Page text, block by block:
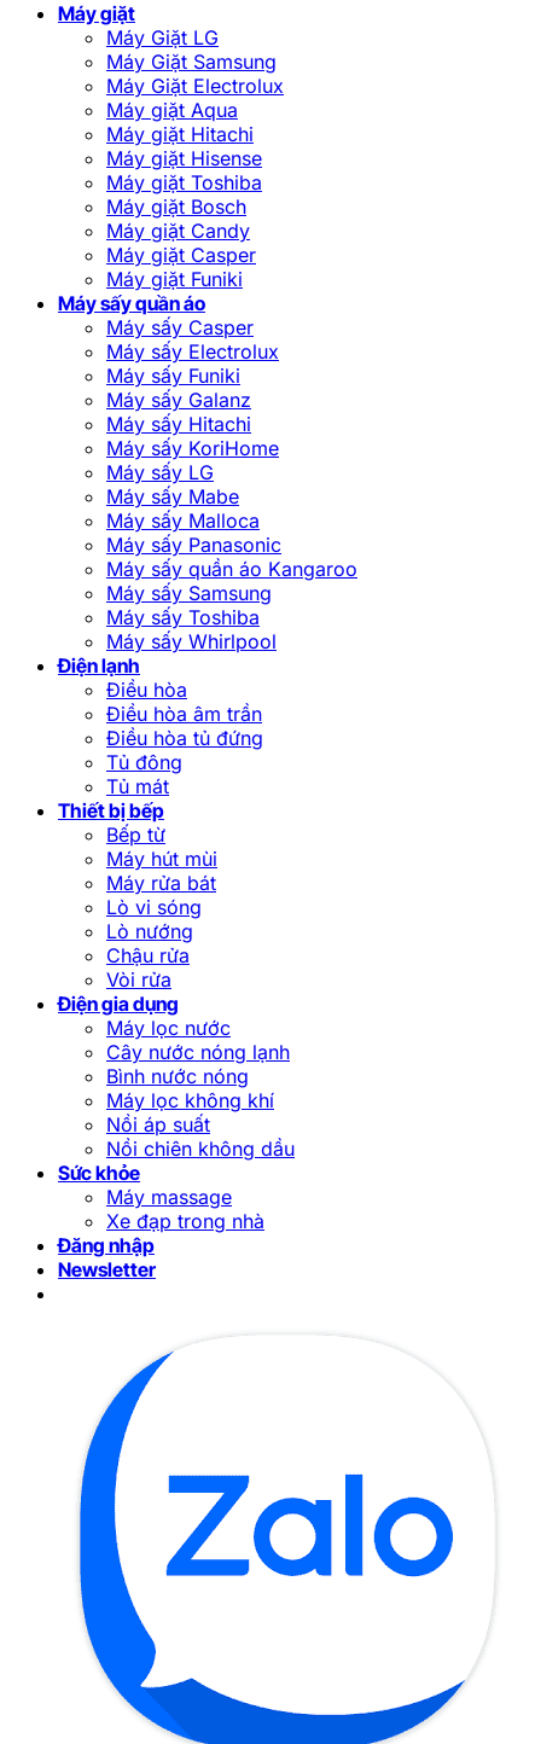
Máy giặt
Máy Giặt LG
Máy Giặt Samsung
Máy Giặt Electrolux
Máy giặt Aqua
Máy giặt Hitachi
Máy giặt Hisense
Máy giặt Toshiba
Máy giặt Bosch
Máy giặt Candy
Máy giặt Casper
Máy giặt Funiki
Máy sấy quần áo
Máy sấy Casper
Máy sấy Electrolux
Máy sấy Funiki
Máy sấy Galanz
Máy sấy Hitachi
Máy sấy KoriHome
Máy sấy LG
Máy sấy Mabe
Máy sấy Malloca
Máy sấy Panasonic
Máy sấy quần áo Kangaroo
Máy sấy Samsung
Máy sấy Toshiba
Máy sấy Whirlpool
Điện lạnh
Điều hòa
Điều hòa âm trần
Điều hòa tủ đứng
Tủ đông
Tủ mát
Thiết bị bếp
Bếp từ
Máy hút mùi
Máy rửa bát
Lò vi sóng
Lò nướng
Chậu rửa
Vòi rửa
Điện gia dụng
Máy lọc nước
Cây nước nóng lạnh
Bình nước nóng
Máy lọc không khí
Nồi áp suất
Nồi chiên không dầu
Sức khỏe
Máy massage
Xe đạp trong nhà
Đăng nhập
Newsletter